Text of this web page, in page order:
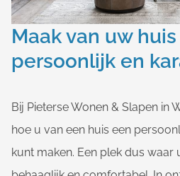
Maak van uw
persoonlijk en
Bij Pieterse Wonen & Slapen in
hoe u van een huis een
kunt maken. Een plek dus waar